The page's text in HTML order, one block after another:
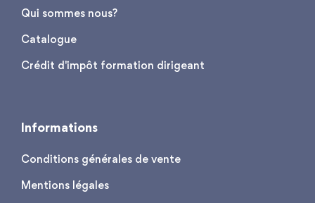
Qui sommes nous?
Catalogue
Crédit d'impôt formation dirigeant
Informations
Conditions générales de vente
Mentions légales